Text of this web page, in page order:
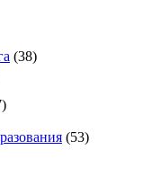
(38)
(53)